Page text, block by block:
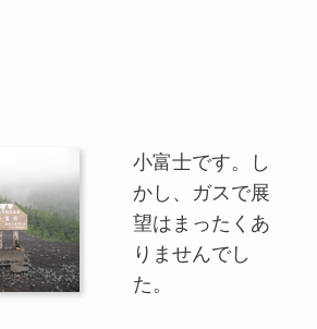
小富士です。し
かし、ガスで展
望はまったくあ
りませんでし
た。